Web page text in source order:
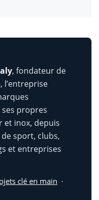
, fondateur de
l’entreprise
propres
et inox, depuis
sport, clubs,
et entreprises
clé en main ·